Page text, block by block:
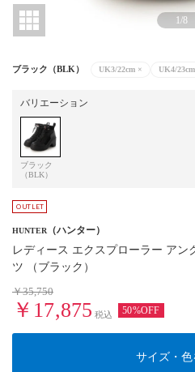
1/8
ブラック（BLK） UK3/22cm × UK4/23cm
バリエーション
ブラック
（BLK）
HUNTER （ハンター）
レディース エクスプローラー アン
ツ （ブラック）
￥35,750
￥17,875 税込 50%OFF
サイズ・色